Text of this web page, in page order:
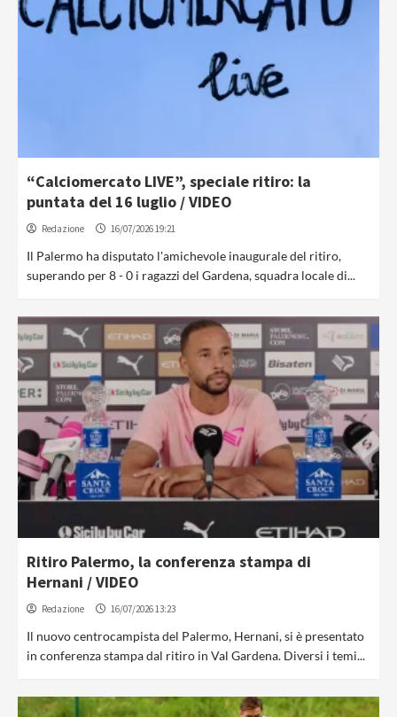
“Calciomercato LIVE”, speciale ritiro: la
puntata del 16 luglio / VIDEO
Redazione 16/07/2026 19:21
Il Palermo ha disputato l'amichevole inaugurale del ritiro,
superando per 8 - 0 i ragazzi del Gardena, squadra locale di...
Ritiro Palermo, la conferenza stampa di
Hernani / VIDEO
Redazione 16/07/2026 13:23
Il nuovo centrocampista del Palermo, Hernani, si è presentato
in conferenza stampa dal ritiro in Val Gardena. Diversi i temi...